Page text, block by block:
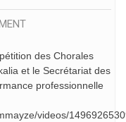
des Chorales
et le Secrétariat des
professionnelle
videos/